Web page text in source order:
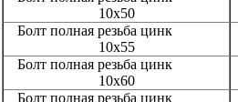
10x50
Болт полная резьба цинк
10x55
Болт полная резьба цинк
10x60
Болт полная резьба цинк